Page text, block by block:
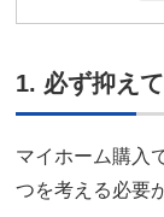
1. 必ず抑え
マイホーム購入
つを考える必要